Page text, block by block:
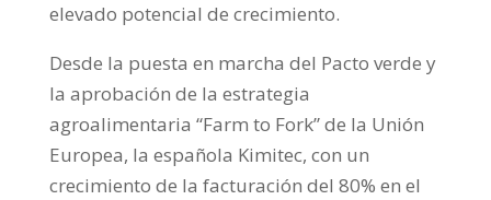
elevado potencial de crecimiento.
Desde la puesta en marcha del Pacto verde y
la aprobación de la estrategia
agroalimentaria “Farm to Fork” de la Unión
Europea, la española Kimitec, con un
crecimiento de la facturación del 80% en el